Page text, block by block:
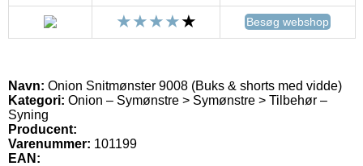
Besøg webshop
Navn: Onion Snitmønster 9008 (Buks & shorts med vidde)
Kategori: Onion – Symønstre > Symønstre > Tilbehør –
Syning
Producent:
Varenummer: 101199
EAN: